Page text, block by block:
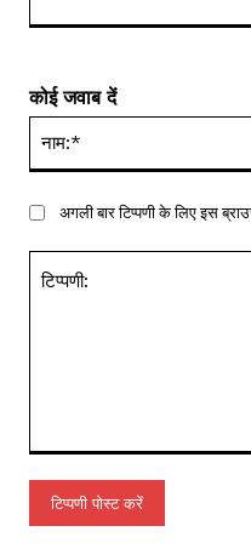
कोई जवाब दें
अगली बार टिप्पणी के लिए इस